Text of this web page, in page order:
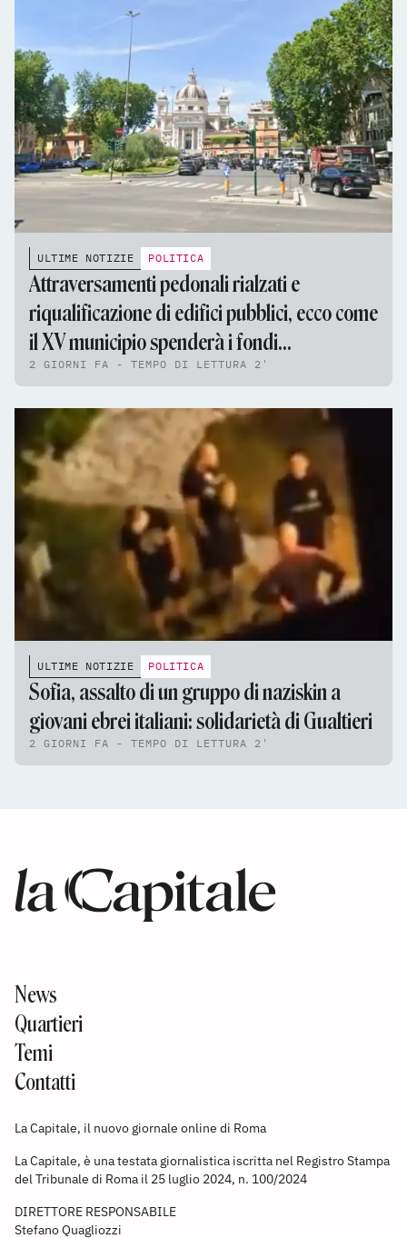
ULTIME NOTIZIE POLITICA
Attraversamenti pedonali rialzati e
riqualificazione di edifici pubblici, ecco come
il XV municipio spenderà i fondi
dell'assestamento di bilancio
2 GIORNI FA - TEMPO DI LETTURA 2'
ULTIME NOTIZIE POLITICA
Sofia, assalto di un gruppo di naziskin a
giovani ebrei italiani: solidarietà di Gualtieri
2 GIORNI FA - TEMPO DI LETTURA 2'
News
Quartieri
Temi
Contatti
La Capitale, il nuovo giornale online di Roma
La Capitale, è una testata giornalistica iscritta nel Registro Stampa
del Tribunale di Roma il 25 luglio 2024, n. 100/2024
DIRETTORE RESPONSABILE
Stefano Quagliozzi